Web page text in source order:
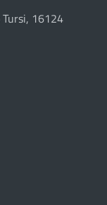
Tursi, 16124